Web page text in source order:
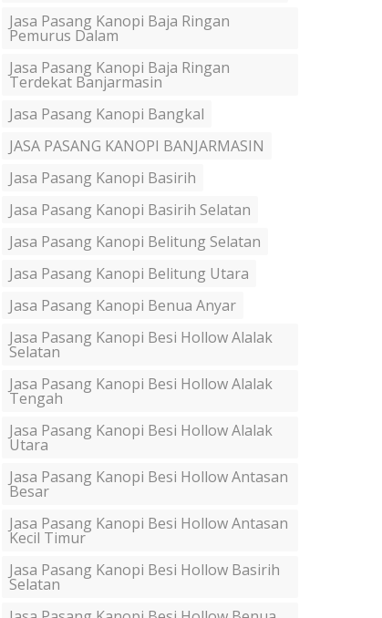
Jasa Pasang Kanopi Baja Ringan
Pemurus Dalam
Jasa Pasang Kanopi Baja Ringan
Terdekat Banjarmasin
Jasa Pasang Kanopi Bangkal
JASA PASANG KANOPI BANJARMASIN
Jasa Pasang Kanopi Basirih
Jasa Pasang Kanopi Basirih Selatan
Jasa Pasang Kanopi Belitung Selatan
Jasa Pasang Kanopi Belitung Utara
Jasa Pasang Kanopi Benua Anyar
Jasa Pasang Kanopi Besi Hollow Alalak
Selatan
Jasa Pasang Kanopi Besi Hollow Alalak
Tengah
Jasa Pasang Kanopi Besi Hollow Alalak
Utara
Jasa Pasang Kanopi Besi Hollow Antasan
Besar
Jasa Pasang Kanopi Besi Hollow Antasan
Kecil Timur
Jasa Pasang Kanopi Besi Hollow Basirih
Selatan